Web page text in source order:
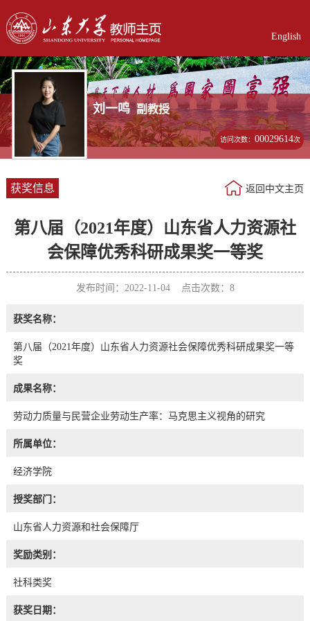
English
刘一鸣 副教授
访问次数：00029614次
获奖信息 返回中文主页
第八届（2021年度）山东省人力资源社
会保障优秀科研成果奖一等奖
发布时间：2022-11-04 点击次数： 8
获奖名称：
第八届（2021年度）山东省人力资源社会保障优秀科研成果奖一等
奖
成果名称：
劳动力质量与民营企业劳动生产率：马克思主义视角的研究
所属单位：
经济学院
授奖部门：
山东省人力资源和社会保障厅
奖励类别：
社科类奖
获奖日期：